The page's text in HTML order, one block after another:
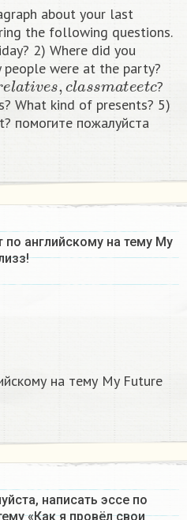
about your last
the following questions.
2) Where did you
were at the party?
latives,clas smate etc
?
What kind of presents? 5)
помогите пожалуйста
по английскому на тему My
на тему My Future
написать эссе по
«Как я провёл свои